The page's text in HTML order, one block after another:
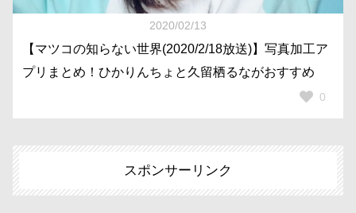
2020/02/13
【マツコの知らない世界(2020/2/18放送)】写真加工ア
プリまとめ！ひかりんちょと久留栖るながおすすめ
0
スポンサーリンク